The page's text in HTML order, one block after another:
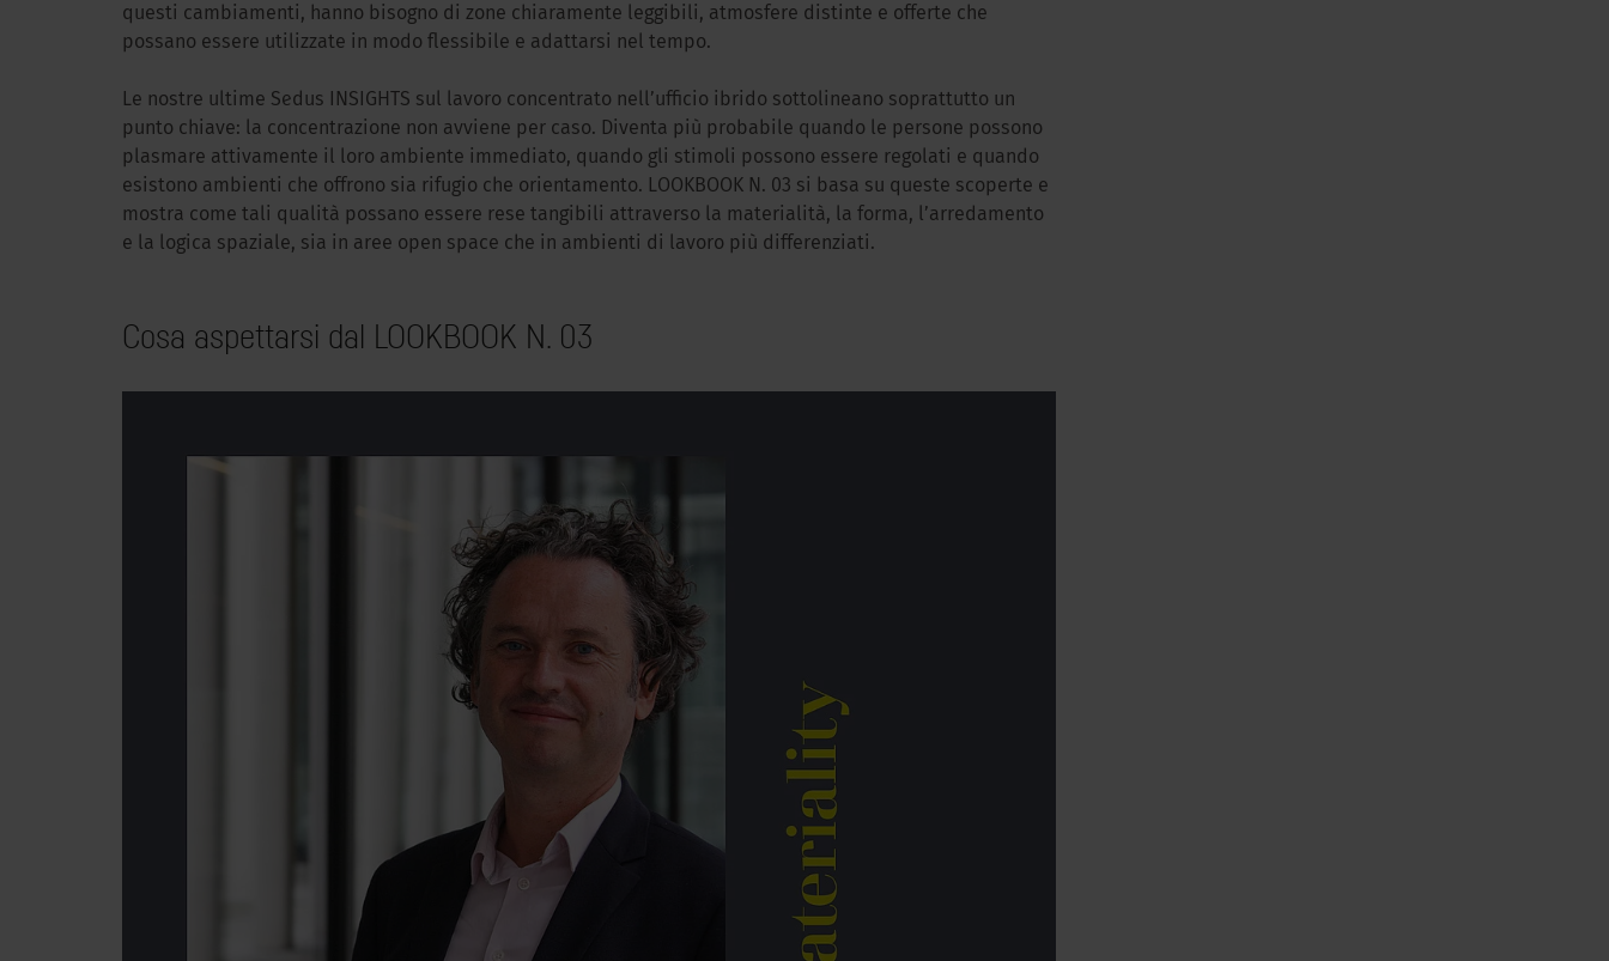
questi cambiamenti, hanno bisogno di zone chiaramente leggibili, atmosfere distinte e offerte che
possano essere utilizzate in modo flessibile e adattarsi nel tempo.
Le nostre ultime Sedus INSIGHTS sul lavoro concentrato nell’ufficio ibrido sottolineano soprattutto un
punto chiave: la concentrazione non avviene per caso. Diventa più probabile quando le persone possono
plasmare attivamente il loro ambiente immediato, quando gli stimoli possono essere regolati e quando
esistono ambienti che offrono sia rifugio che orientamento. LOOKBOOK N. 03 si basa su queste scoperte e
mostra come tali qualità possano essere rese tangibili attraverso la materialità, la forma, l’arredamento
e la logica spaziale, sia in aree open space che in ambienti di lavoro più differenziati.
Cosa aspettarsi dal LOOKBOOK N. 03